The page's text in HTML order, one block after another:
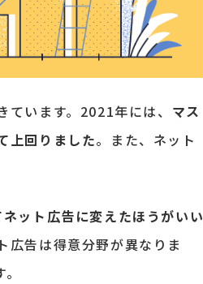
います。2021年には、 マス
上回りました。また、ネット
ット広告に変えたほうがいい
広告は得意分野が異なりま